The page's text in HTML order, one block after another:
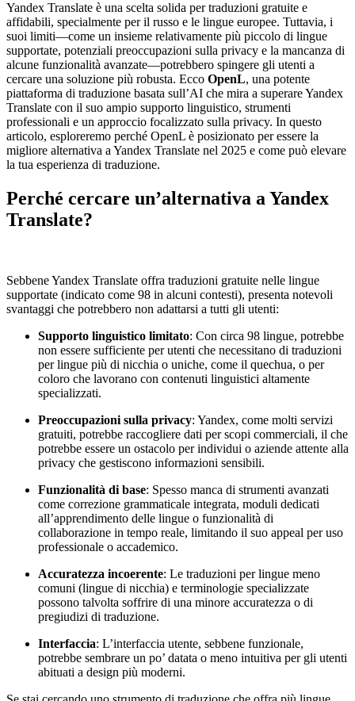
Yandex Translate è una scelta solida per traduzioni gratuite e
affidabili, specialmente per il russo e le lingue europee. Tuttavia, i
suoi limiti—come un insieme relativamente più piccolo di lingue
supportate, potenziali preoccupazioni sulla privacy e la mancanza di
alcune funzionalità avanzate—potrebbero spingere gli utenti a
cercare una soluzione più robusta. Ecco OpenL, una potente
piattaforma di traduzione basata sull’AI che mira a superare Yandex
Translate con il suo ampio supporto linguistico, strumenti
professionali e un approccio focalizzato sulla privacy. In questo
articolo, esploreremo perché OpenL è posizionato per essere la
migliore alternativa a Yandex Translate nel 2025 e come può elevare
la tua esperienza di traduzione.
Perché cercare un’alternativa a Yandex
Translate?
Sebbene Yandex Translate offra traduzioni gratuite nelle lingue
supportate (indicato come 98 in alcuni contesti), presenta notevoli
svantaggi che potrebbero non adattarsi a tutti gli utenti:
Supporto linguistico limitato: Con circa 98 lingue, potrebbe
non essere sufficiente per utenti che necessitano di traduzioni
per lingue più di nicchia o uniche, come il quechua, o per
coloro che lavorano con contenuti linguistici altamente
specializzati.
Preoccupazioni sulla privacy: Yandex, come molti servizi
gratuiti, potrebbe raccogliere dati per scopi commerciali, il che
potrebbe essere un ostacolo per individui o aziende attente alla
privacy che gestiscono informazioni sensibili.
Funzionalità di base: Spesso manca di strumenti avanzati
come correzione grammaticale integrata, moduli dedicati
all’apprendimento delle lingue o funzionalità di
collaborazione in tempo reale, limitando il suo appeal per uso
professionale o accademico.
Accuratezza incoerente: Le traduzioni per lingue meno
comuni (lingue di nicchia) e terminologie specializzate
possono talvolta soffrire di una minore accuratezza o di
pregiudizi di traduzione.
Interfaccia: L’interfaccia utente, sebbene funzionale,
potrebbe sembrare un po’ datata o meno intuitiva per gli utenti
abituati a design più moderni.